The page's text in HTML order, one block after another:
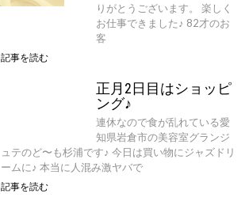
りがとうございます。 楽しく
お仕事できました♪ 82才のお
客
記事を読む
正月2日目はショッピ
ング♪
連休なので食が乱れている愛
知県岩倉市の美容室グランジ
ュテのど〜も杉浦です♪ 今日は買い物にジャズドリ
ームに♪ 本当に人混み激ヤバで
記事を読む